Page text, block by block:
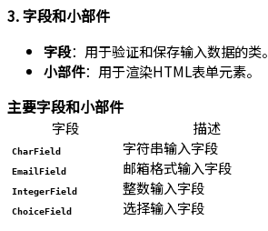
3. 字段和小部件
字段：用于验证和保存输入数据的类。
小部件：用于渲染HTML表单元素。
主要字段和小部件
字段 描述
CharField 字符串输入字段
EmailField
邮箱格式输入字段
IntegerField
整数输入字段
ChoiceField
选择输入字段